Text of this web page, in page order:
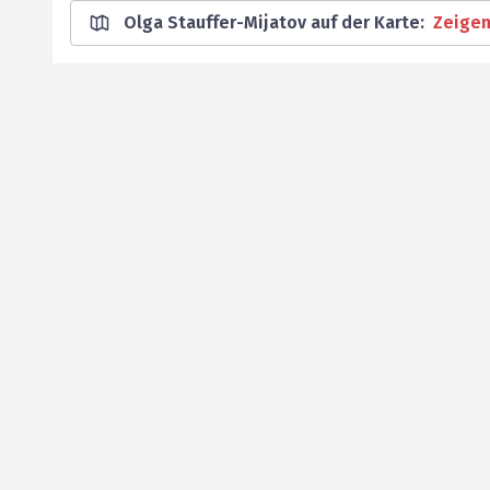
Olga Stauffer-Mijatov auf der Karte: Zeigen